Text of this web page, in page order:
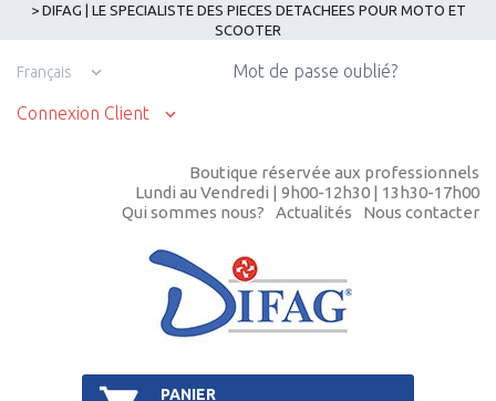
> DIFAG | LE SPECIALISTE DES PIECES DETACHEES POUR MOTO ET
SCOOTER
Français
Connexion Client
Mot de passe oublié?
Boutique réservée aux professionnels
Lundi au Vendredi | 9h00-12h30 | 13h30-17h00
Qui sommes nous?
Actualités Nous contacter
PANIER